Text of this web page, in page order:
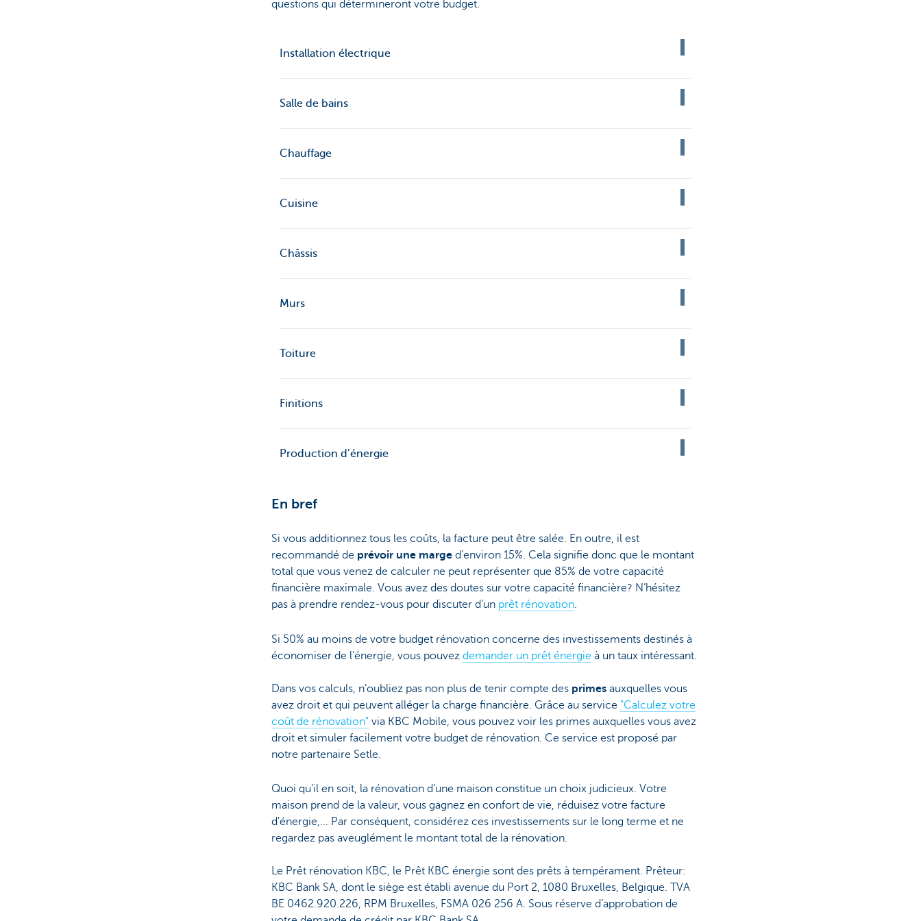
questions qui détermineront votre budget.
Installation électrique
Salle de bains
Chauffage
Cuisine
Châssis
Murs
Toiture
Finitions
Production d’énergie
En bref
Si vous additionnez tous les coûts, la facture peut être salée. En outre, il est
recommandé de prévoir une marged’environ 15%. Cela signifie donc que le montant
total que vous venez de calculer ne peut représenter que 85% de votre capacité
financière maximale. Vous avez des doutes sur votre capacité financière? N’hésitez
pas à prendre rendez-vous pour discuter d’un prêt rénovation.
Si 50% au moins de votre budget rénovation concerne des investissements destinés à
économiser de l’énergie, vous pouvez demander un prêt énergie à un taux intéressant.
Dans vos calculs, n’oubliez pas non plus de tenir compte des primes auxquelles vous
avez droit et qui peuvent alléger la charge financière. Grâce au service "Calculez votre
coût de rénovation" via KBC Mobile, vous pouvez voir les primes auxquelles vous avez
droit et simuler facilement votre budget de rénovation. Ce service est proposé par
notre partenaire Setle.
Quoi qu’il en soit, la rénovation d’une maison constitue un choix judicieux. Votre
maison prend de la valeur, vous gagnez en confort de vie, réduisez votre facture
d’énergie,... Par conséquent, considérez ces investissements sur le long terme et ne
regardez pas aveuglément le montant total de la rénovation.
Le Prêt rénovation KBC, le Prêt KBC énergie sont des prêts à tempérament. Prêteur:
KBC Bank SA, dont le siège est établi avenue du Port 2, 1080 Bruxelles, Belgique. TVA
BE 0462.920.226, RPM Bruxelles, FSMA 026 256 A. Sous réserve d’approbation de